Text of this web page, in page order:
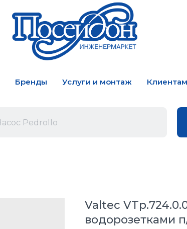
Бренды Услуги и монтаж Клиентам
Valtec
водорозетками